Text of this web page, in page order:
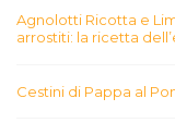
Agnolotti Ricotta e
arrostiti: la ricetta
Cestini di Pappa al